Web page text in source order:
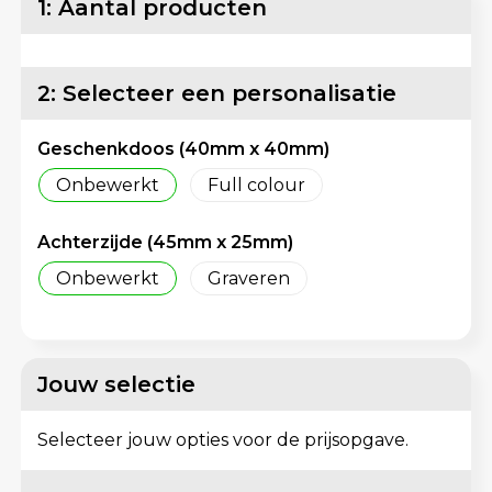
Lunchtassen
Opvouwbare tassen
Picknicktassen en manden
Reistassen
Reistassensets
Reflecterende vesten
Sweaters
Veiligheidsvesten en Veiligheidshesjes
Gereedschap
Schoenen
1: Aantal producten
2: Selecteer een personalisatie
Geschenkdoos (40mm x 40mm)
Onbewerkt
Full colour
Achterzijde (45mm x 25mm)
Onbewerkt
Graveren
Jouw selectie
Selecteer jouw opties voor de prijsopgave.